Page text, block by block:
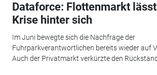
Dataforce: Flottenmarkt
Krise hinter sich
Im Juni bewegte sich die Nachfrage der
Fuhrparkverantwortlichen bereits wieder auf
Auch der Privatmarkt verkürzte den